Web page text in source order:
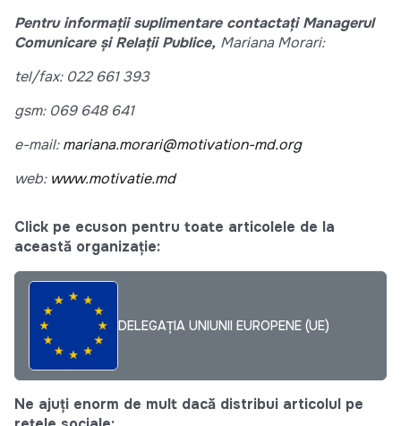
Pentru informații suplimentare contactați Managerul
Comunicare și Relații Publice, Mariana Morari:
tel/fax: 022 661 393
gsm: 069 648 641
e-mail:mariana.morari@motivation-md.org
web: www.motivatie.md
Click pe ecuson pentru toate articolele de la
această organizație:
DELEGAȚIA UNIUNII EUROPENE (UE)
Ne ajuți enorm de mult dacă distribui articolul pe